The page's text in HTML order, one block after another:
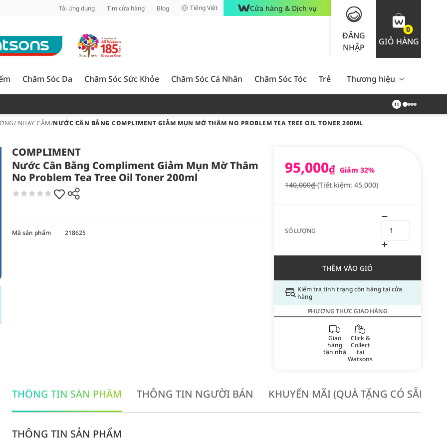
Tải ứng dụng Tìm cửa hàng Blog Tiếng Việt Cửa hàng & Dịch vụ
ĐĂNG
NHẬP
0
GIỎ HÀNG
Chăm Sóc Da Chăm Sóc Sức Khỏe Chăm Sóc Cá Nhân Chăm Sóc Tóc Trẻ Em Nam Giới Chăm Sóc
Thương hiệu
NHẠY CẢM/NƯỚC CÂN BẰNG COMPLIMENT GIẢM MỤN MỜ THÂM NO PROBLEM TEA TREE OIL TONER 200ML
COMPLIMENT
Nước Cân Bằng Compliment Giảm Mụn Mờ Thâm
No Problem Tea Tree Oil Toner 200ml
95,000₫ Giảm 32%
140,000₫(Tiết kiệm: 45,000)
SỐ LƯỢNG
THÊM VÀO GIỎ
Kiểm tra tình trạng còn hàng tại cửa
hàng
PHƯƠNG THỨC GIAO HÀNG
Giao
hàng
tận nhà
Click &
Collect
tại
Watsons
Mã sản phẩm 218625
THÔNG TIN SẢN PHẨM THÔNG TIN NGƯỜI BÁN KHUYẾN MÃI (QUÀ TẶNG CÓ SẴN
THÔNG TIN SẢN PHẨM